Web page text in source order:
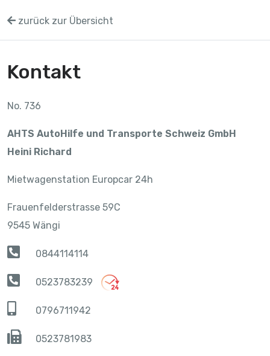
zurück zur Übersicht
Kontakt
No. 736
AHTS AutoHilfe und Transporte Schweiz GmbH
Heini Richard
Mietwagenstation Europcar 24h
Frauenfelderstrasse 59C
9545 Wängi
0844114114
0523783239
0796711942
0523781983